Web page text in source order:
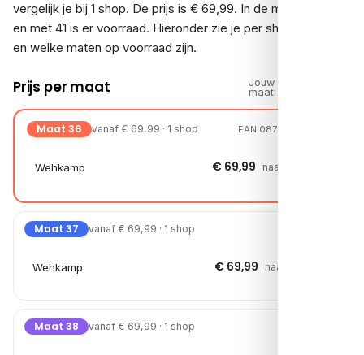
vergelijk je bij 1 shop. De prijs is € 69,99. In de maten 36 tot
en met 41 is er voorraad. Hieronder zie je per shop de prijs
en welke maten op voorraad zijn.
Prijs per maat
Jouw
maat:
Maat 36 vanaf € 69,99 · 1 shop EAN 08720527225411
Wehkamp € 69,99 naar shop →
Maat 37 vanaf € 69,99 · 1 shop
Wehkamp € 69,99 naar shop →
Maat 38 vanaf € 69,99 · 1 shop